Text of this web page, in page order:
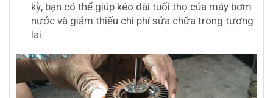
kỳ, bạn có thể giúp kéo dài tuổi thọ của máy bơm
nước và giảm thiểu chi phí sửa chữa trong tương
lai.